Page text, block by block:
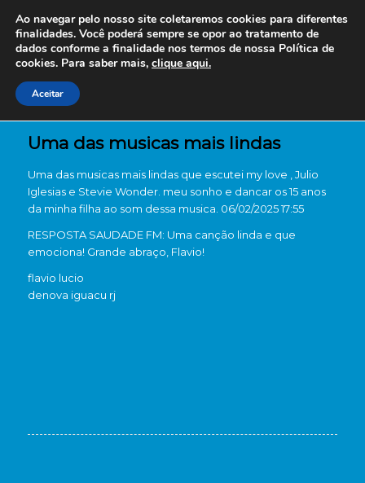
Uma das musicas mais lindas
Uma das musicas mais lindas que escutei my love , Julio
Iglesias e Stevie Wonder. meu sonho e dancar os 15 anos
da minha filha ao som dessa musica. 06/02/2025 17:55
RESPOSTA SAUDADE FM: Uma canção linda e que
emociona! Grande abraço, Flavio!
flavio lucio
denova iguacu rj
Ao navegar pelo nosso site coletaremos cookies para diferentes
finalidades. Você poderá sempre se opor ao tratamento de
dados conforme a finalidade nos termos de nossa Política de
cookies. Para saber mais, clique aqui.
Aceitar